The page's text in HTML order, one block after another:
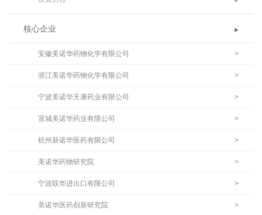
核心企业
安徽美诺华药物化学有限公司 >
浙江美诺华药物化学有限公司 >
宁波美诺华天康药业有限公司 >
宣城美诺华药业有限公司 >
杭州新诺华医药有限公司 >
美诺华药物研究院 >
宁波联华进出口有限公司 >
美诺华医药创新研究院 >